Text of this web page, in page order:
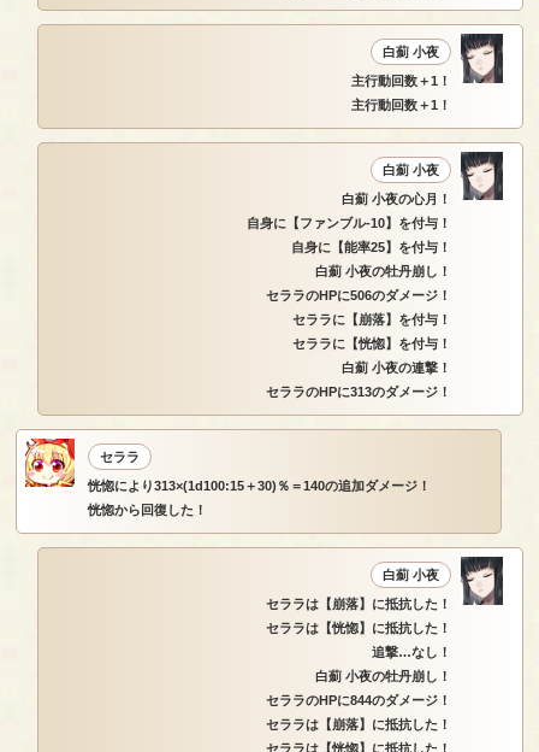
白薊 小夜
主行動回数＋1！
主行動回数＋1！
白薊 小夜
白薊 小夜の心月！
自身に【ファンブル-10】を付与！
自身に【能率25】を付与！
白薊 小夜の牡丹崩し！
セララのHPに506のダメージ！
セララに【崩落】を付与！
セララに【恍惚】を付与！
白薊 小夜の連撃！
セララのHPに313のダメージ！
セララ
恍惚により313×(1d100:15＋30)％＝140の追加ダメージ！
恍惚から回復した！
白薊 小夜
セララは【崩落】に抵抗した！
セララは【恍惚】に抵抗した！
追撃…なし！
白薊 小夜の牡丹崩し！
セララのHPに844のダメージ！
セララは【崩落】に抵抗した！
セララは【恍惚】に抵抗した！